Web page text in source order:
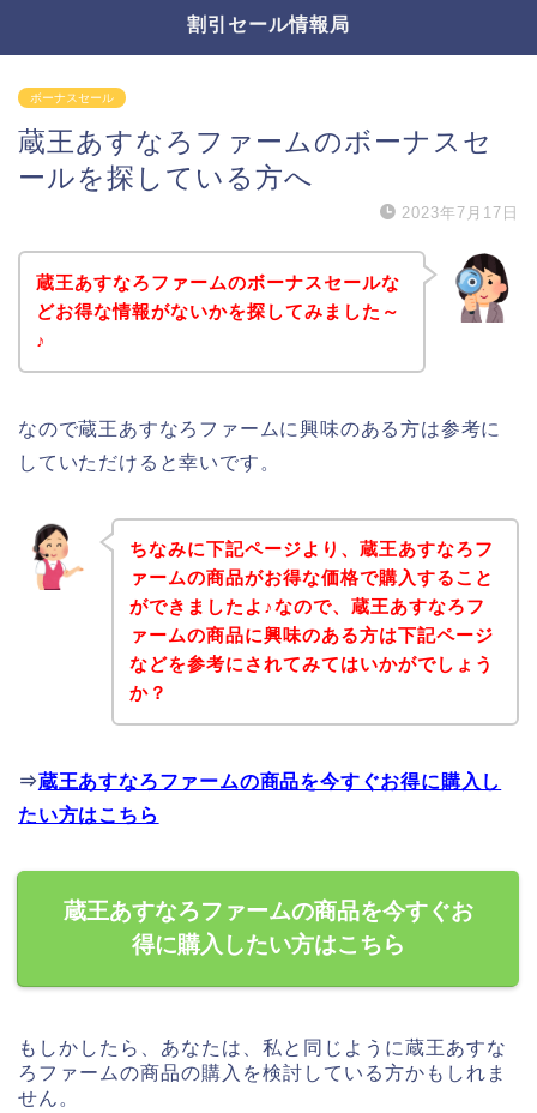
割引セール情報局
ボーナスセール
蔵王あすなろファームのボーナスセ
ールを探している方へ
2023年7月17日
蔵王あすなろファームのボーナスセールな
どお得な情報がないかを探してみました～
♪
なので蔵王あすなろファームに興味のある方は参考に
していただけると幸いです。
ちなみに下記ページより、蔵王あすなろフ
ァームの商品がお得な価格で購入すること
ができましたよ♪なので、蔵王あすなろフ
ァームの商品に興味のある方は下記ページ
などを参考にされてみてはいかがでしょう
か？
⇒蔵王あすなろファームの商品を今すぐお得に購入し
たい方はこちら
蔵王あすなろファームの商品を今すぐお
得に購入したい方はこちら
もしかしたら、あなたは、私と同じように蔵王あすな
ろファームの商品の購入を検討している方かもしれま
せん。